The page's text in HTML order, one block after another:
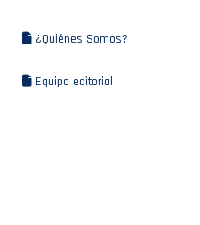
¿Quiénes Somos?
Equipo editorial